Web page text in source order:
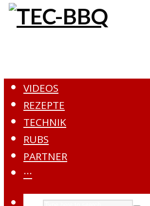
VIDEOS
REZEPTE
TECHNIK
RUBS
PARTNER
···